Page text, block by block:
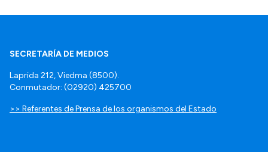
SECRETARÍA DE MEDIOS
Laprida 212, Viedma (8500).
Conmutador: (02920) 425700
>> Referentes de Prensa de los organismos del Estado